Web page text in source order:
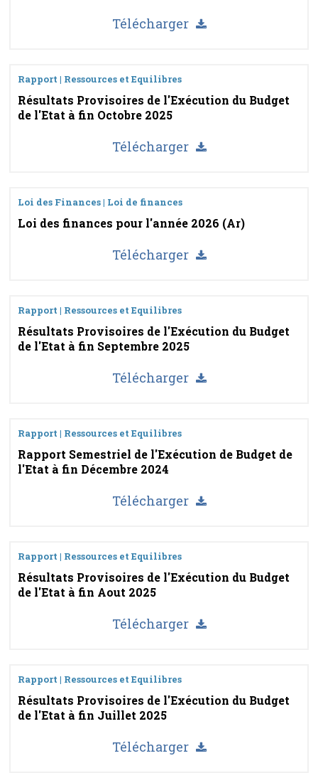
Télécharger
Rapport | Ressources et Equilibres
Résultats Provisoires de l'Exécution du Budget
de l'Etat à fin Octobre 2025
Télécharger
Loi des Finances | Loi de finances
Loi des finances pour l'année 2026 (Ar)
Télécharger
Rapport | Ressources et Equilibres
Résultats Provisoires de l'Exécution du Budget
de l'Etat à fin Septembre 2025
Télécharger
Rapport | Ressources et Equilibres
Rapport Semestriel de l'Exécution de Budget de
l'Etat à fin Décembre 2024
Télécharger
Rapport | Ressources et Equilibres
Résultats Provisoires de l'Exécution du Budget
de l'Etat à fin Aout 2025
Télécharger
Rapport | Ressources et Equilibres
Résultats Provisoires de l'Exécution du Budget
de l'Etat à fin Juillet 2025
Télécharger